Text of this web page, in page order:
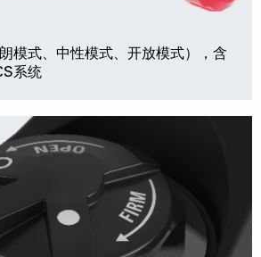
模式、中性模式、开放模式），含
系统